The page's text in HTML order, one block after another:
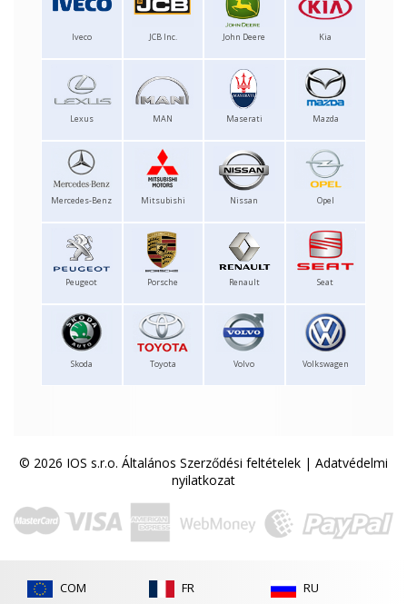
Iveco JCB Inc. John Deere Kia
Lexus MAN Maserati Mazda
Mercedes-Benz Mitsubishi Nissan Opel
Peugeot Porsche Renault Seat
Skoda Toyota Volvo Volkswagen
© 2026 IOS s.r.o. Általános Szerződési feltételek | Adatvédelmi
nyilatkozat
COM FR RU